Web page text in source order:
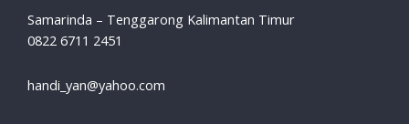
Samarinda – Tenggarong Kalimantan Timur
0822 6711 2451
handi_yan@yahoo.com